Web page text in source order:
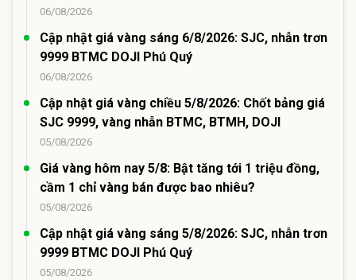
06/08/2026
Cập nhật giá vàng sáng 6/8/2026: SJC, nhẫn trơn
9999 BTMC DOJI Phú Quý
06/08/2026
Cập nhật giá vàng chiều 5/8/2026: Chốt bảng giá
SJC 9999, vàng nhẫn BTMC, BTMH, DOJI
05/08/2026
Giá vàng hôm nay 5/8: Bật tăng tới 1 triệu đồng,
cầm 1 chỉ vàng bán được bao nhiêu?
05/08/2026
Cập nhật giá vàng sáng 5/8/2026: SJC, nhẫn trơn
9999 BTMC DOJI Phú Quý
05/08/2026